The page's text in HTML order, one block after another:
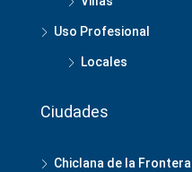
Uso Profesional
Locales
Ciudades
Chiclana de la Frontera